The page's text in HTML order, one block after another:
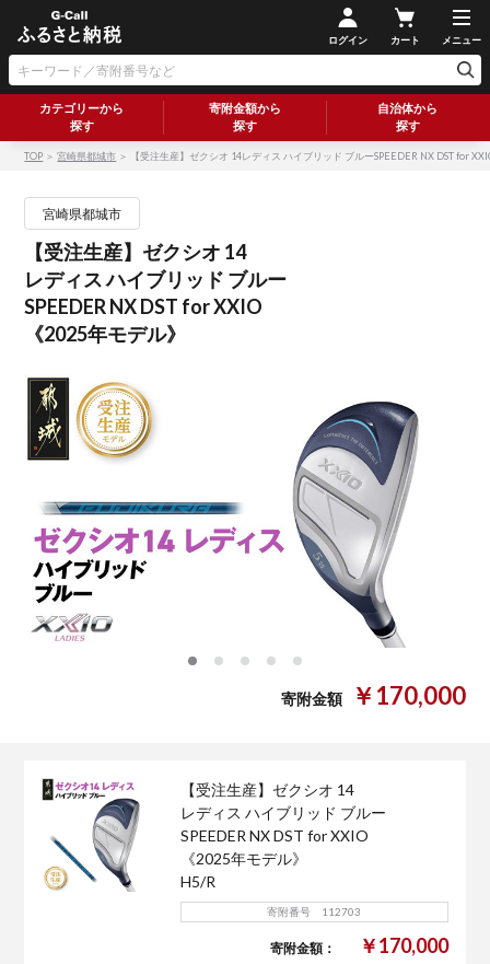
ログイン カート メニュー
カテゴリーから
探す
寄附金額から
探す
自治体から
探す
TOP ＞宮崎県都城市 ＞ 【受注生産】ゼクシオ 14レディス ハイブリッド ブルーSPEEDER NX DST for
宮崎県都城市
【受注生産】ゼクシオ 14
レディス ハイブリッド ブルー
SPEEDER NX DST for XXIO
《2025年モデル》
寄附金額 ￥170,000
【受注生産】ゼクシオ 14
レディス ハイブリッド ブルー
SPEEDER NX DST for XXIO
《2025年モデル》
H5/R
寄附番号 112703
寄附金額： ￥170,000